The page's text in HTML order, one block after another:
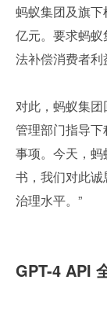
蚂蚁集团及旗
亿元。要求蚂蚁
法补偿消费者利
对此，蚂蚁集团
管理部门指导
事项。今天，
书，我们对此
治理水平。”
GPT-4 API